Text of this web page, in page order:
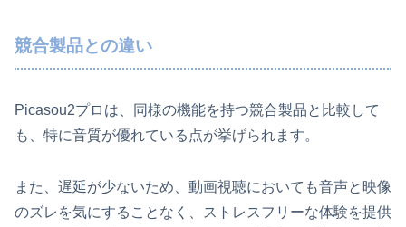
競合製品との違い
Picasou2プロは、同様の機能を持つ競合製品と比較して
も、特に音質が優れている点が挙げられます。
また、遅延が少ないため、動画視聴においても音声と映像
のズレを気にすることなく、ストレスフリーな体験を提供